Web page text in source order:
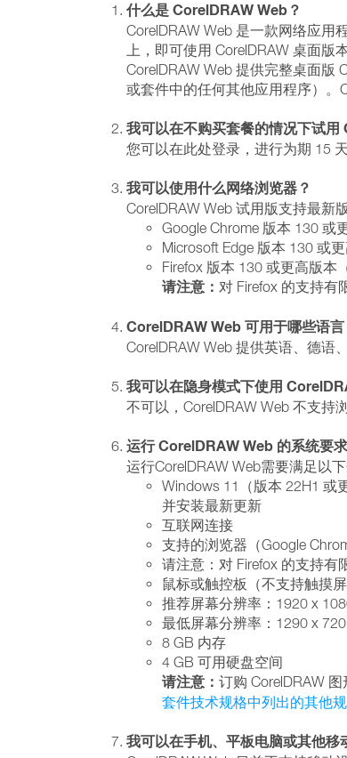
什么是 CorelDRAW Web？
CorelDRAW Web 是一款网络应用
上，即可使用 CorelDRAW 桌面
CorelDRAW Web 提供完整桌面版
或套件中的任何其他应用程序）。
我可以在不购买套餐的情况下试用
您可以在此处登录，进行为期 15
我可以使用什么网络浏览器？
CorelDRAW Web 试用版支持最新
Google Chrome 版本 130 或
Microsoft Edge 版本 130 或
Firefox 版本 130 或更高版本
请注意： 对 Firefox 的支持有
CorelDRAW Web 可用于哪些语言
CorelDRAW Web 提供英语、德语
我可以在隐身模式下使用
不可以，CorelDRAW Web 不支持
运行 CorelDRAW Web 的系统要
运行CorelDRAW Web需要满足以下
Windows 11（版本 22H1 或
并安装最新更新
互联网连接
支持的浏览器（Google
请注意：对 Firefox 的支持有
鼠标或触控板（不支持触摸
推荐屏幕分辨率：1920 x
最低屏幕分辨率：1290 x
8 GB 内存
4 GB 可用硬盘空间
请注意： 订购 CorelDRAW
套件技术规格中列出的其他
我可以在手机、平板电脑或其他